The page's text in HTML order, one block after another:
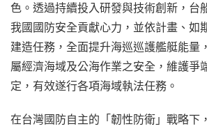
色。透過持續投入研發與技術創新，台
我國國防安全貢獻心力，並依計畫、如
建造任務，全面提升海巡巡護艦艇能量
屬經濟海域及公海作業之安全，維護爭
定，有效遂行各項海域執法任務。
在台灣國防自主的「韌性防衛」戰略下